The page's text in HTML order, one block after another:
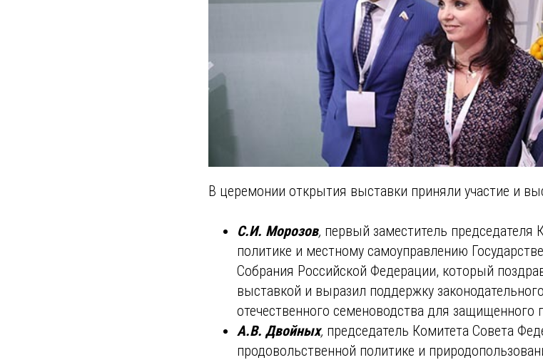
В церемонии открытия выставки приняли участие и
C.И. Морозов, первый заместитель председателя
политике и местному самоуправлению
Собрания Российской Федерации, который
выставкой и выразил поддержку
отечественного семеноводства для защищенного
А.В. Двойных, председатель Комитета Совета
продовольственной политике и